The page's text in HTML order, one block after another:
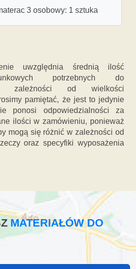
3 osobowy: 1 sztuka
uwzględnia średnią ilość
potrzebnych do
zależności od wielkości
pamiętać, że jest to jedynie
ponosi odpowiedzialności za
ilości w zamówieniu, ponieważ
mogą się różnić w zależności od
oraz specyfiki wyposażenia
MATERIAŁÓW DO